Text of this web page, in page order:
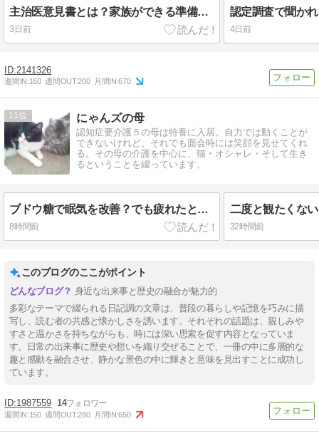
主治医意見書とは？家族ができる準備と伝え方
3日前 4日前
2141326
週間IN:160 週間OUT:200 月間IN:670
11 にゃんズの母
認知症要介護５の母は特養に入居。自力では動くことが
できないけれど、それでも面会時には笑顔を見せてくれ
る。その母の介護を中心に、猫・オシャレ・そして生き
るということを綴っています。
ブドウ糖で眠気を改善？でも疲れたときには休憩が一番
8時間前 32時間前
このブログのここがポイント
身近な出来事と歴史の融合が魅力的
多彩なテーマで綴られる日記調の文章は、普段の暮らしや記憶を巧みに描
写し、読む者の共感と懐かしさを誘います。それぞれの話題は、親しみや
すさと温かさを持ちながらも、時には深い思索を促す内容となっていま
す。日常の出来事に歴史や想いを織り交ぜることで、一冊の中に多層的な
趣と感動を融合させ、静かな景色の中に輝きと意味を見出すことに成功し
ています。
1987559 14
週間IN:150 週間OUT:280 月間IN:650